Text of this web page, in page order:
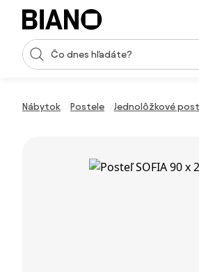
Preskočiť navigáciu, prejsť na obsah
Vstup pre vyhľadávanie
Nábytok Postele Jednolôžkové